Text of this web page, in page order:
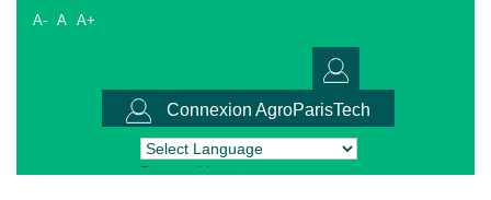
A- A A+
Connexion AgroParisTech
Powered by Translate